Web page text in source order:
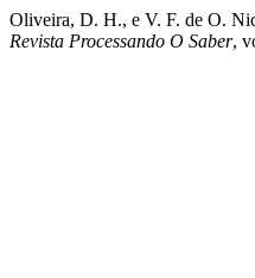
Oliveira, D. H., e V. F. de O.
Revista Processando O Saber,